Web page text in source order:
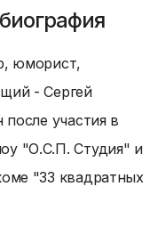
юморист,
- Сергей
участия в
"О.С.П. Студия" и
"33 квадратных